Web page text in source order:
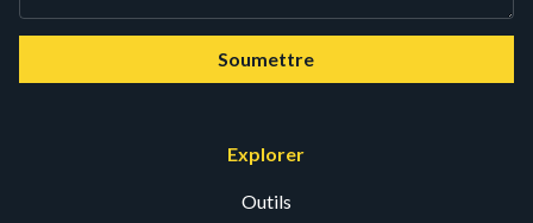
Soumettre
Explorer
Outils